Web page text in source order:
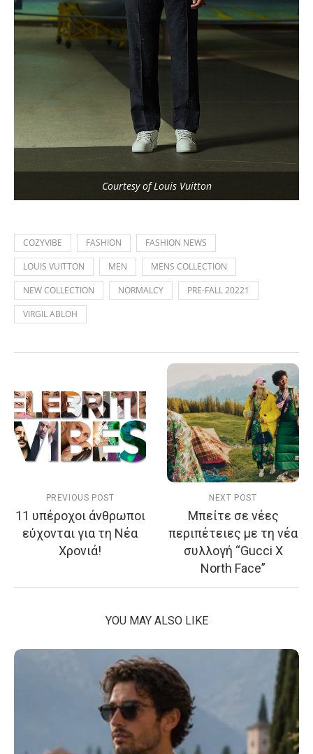
Courtesy of Louis Vuitton
COZYVIBE FASHION
FASHION NEWS
LOUIS VUITTON
MEN
MENS COLLECTION
NEW COLLECTION
NORMALCY
PRE-FALL 20221
VIRGIL ABLOH
PREVIOUS POST
11 υπέροχοι άνθρωποι
εύχονται για τη Νέα
Χρονιά!
NEXT POST
Μπείτε σε νέες
περιπέτειες με τη νέα
συλλογή “Gucci X
North Face”
YOU MAY ALSO LIKE